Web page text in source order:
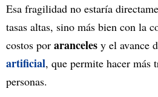
Esa fragilidad no estaría
tasas altas, sino más bien con la
costos por aranceles y el avance
artificial, que permite hacer más
personas.